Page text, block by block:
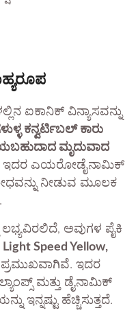
ಐಕಾನಿಕ್ ವಿನ್ಯಾಸವನ್ನು
ಕನ್ವರ್ಟಿಬಲ್ ಕಾರು
ಮೃದುವಾದ
ಇದರ ಎಯರೋಡೈನಾಮಿಕ್
ನೀಡುವ ಮೂಲಕ
ಲಭ್ಯವಿರಲಿದೆ, ಅವುಗಳ ಪೈಕಿ
Speed Yellow,
ಇದರ
ಮತ್ತು ಡೈನಾಮಿಕ್
ಇನ್ನಷ್ಟು ಹೆಚ್ಚಿಸುತ್ತದೆ.